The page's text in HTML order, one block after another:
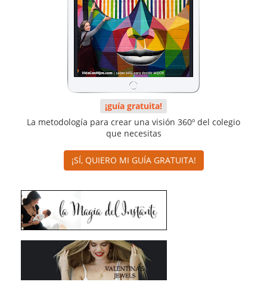
¡guía gratuita!
La metodología para crear una visión 360º del colegio
que necesitas
¡SÍ, QUIERO MI GUÍA GRATUITA!